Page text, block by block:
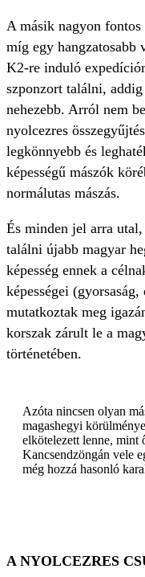
A másik nagyon fontos
míg egy hangzatosabb
K2-re induló
szponzort találni,
nehezebb. Arról nem
nyolcezres
legkönnyebb és
képességű mászók
normálutas mászás.
És minden jel arra
találni újabb magyar
képesség ennek a
képességei
mutatkoztak meg
korszak zárult le a
történetében.
Azóta nincsen olyan
magashegyi
elkötelezett lenne, mint
Kancsendzöngán vele
még hozzá hasonló
A NYOLCEZRES